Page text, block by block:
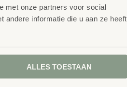
met onze partners voor social
andere informatie die u aan ze heeft
ALLES TOESTAAN